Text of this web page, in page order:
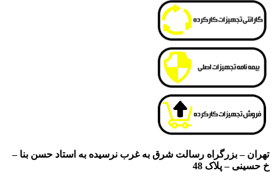
تهران – بزرگراه رسالت شرق به غرب نرسیده به استاد حسن بنا –
خ حسینی – پلاک 48